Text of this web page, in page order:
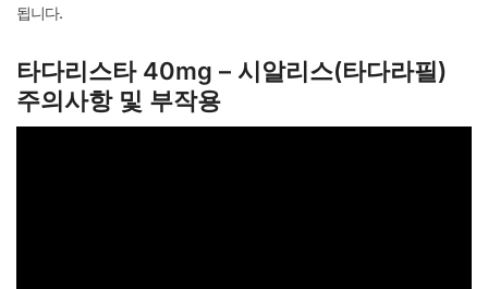
됩니다.
타다리스타 40mg – 시알리스(타다라필)
주의사항 및 부작용